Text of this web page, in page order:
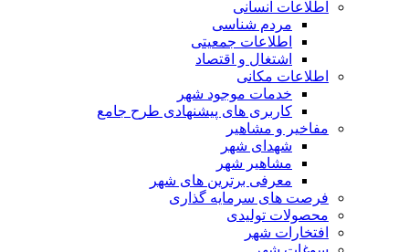
اطلاعات انسانی
مردم شناسی
اطلاعات جمعیتی
اشتغال و اقتصاد
اطلاعات مکانی
خدمات موجود شهر
کاربری های پیشنهادی طرح جامع
مفاخیر و مشاهیر
شهدای شهر
مشاهیر شهر
معرفی برترین های شهر
فرصت های سرمایه گذاری
محصولات تولیدی
افتخارات شهر